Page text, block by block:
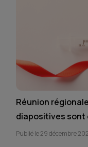
Réunion
diapositives sont
Publié le 29 décembre